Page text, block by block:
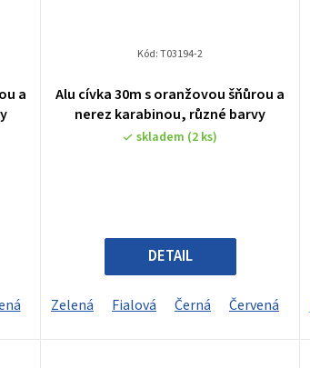
a
Alu cívka 30m s oranžovou šňůrou a
nerez karabinou, různé barvy
skladem (2 ks)
DETAIL
Zelená Fialová Černá Červená
Kód:T03194-2